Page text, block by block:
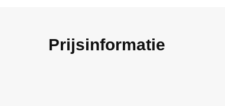
Prijsinformatie